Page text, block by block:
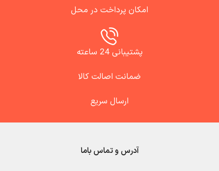
امکان پرداخت در محل
پشتیبانی 24 ساعته
ضمانت اصالت کالا
ارسال سریع
آدرس و تماس باما